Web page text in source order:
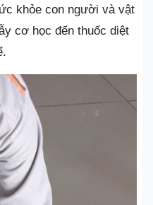
khỏe con người và vật
cơ học đến thuốc diệt